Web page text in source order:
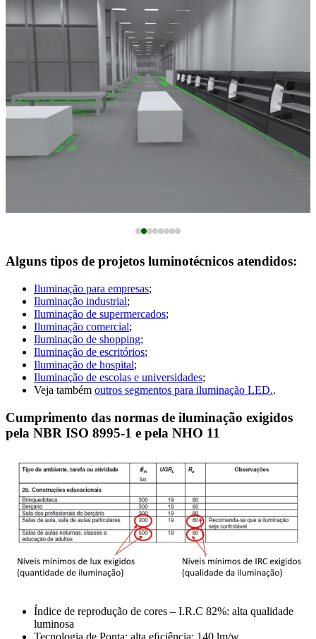
Alguns tipos de projetos luminotécnicos atendidos:
Iluminação para empresas;
Iluminação industrial;
Iluminação de supermercados;
Iluminação comercial;
Iluminação de shopping;
Iluminação de escritórios;
Iluminação de hospital;
Iluminação de escolas e universidades;
Veja também outros segmentos para iluminação LED..
Cumprimento das normas de iluminação exigidos
pela NBR ISO 8995-1 e pela NHO 11
Índice de reprodução de cores – I.R.C 82%: alta qualidade
luminosa
Tecnologia de Ponta: alta eﬁciência: 140 lm/w